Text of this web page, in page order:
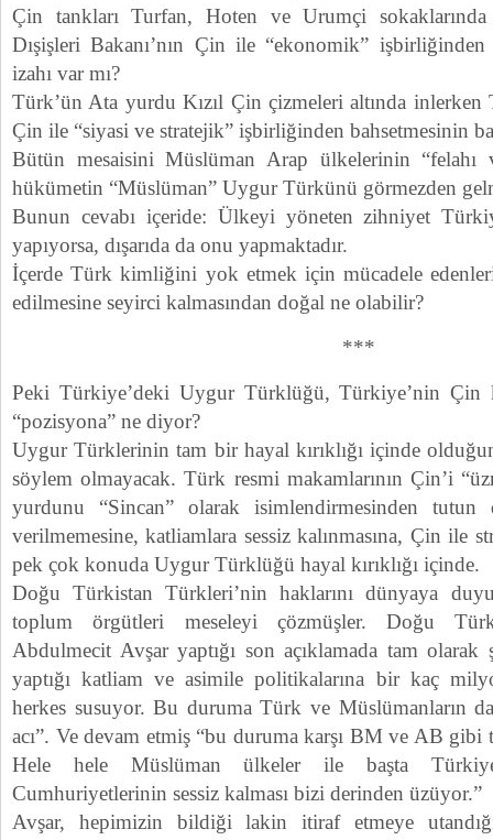
Çin tankları Turfan, Hoten ve Urumçi
Dışişleri Bakanı’nın Çin ile “ekonomik”
izahı var mı?
Türk’ün Ata yurdu Kızıl Çin çizmeleri altında
Çin ile “siyasi ve stratejik” işbirliğinden bahsetmesinin
Bütün mesaisini Müslüman Arap ülkelerinin “felahı
hükümetin “Müslüman” Uygur Türkünü görmezden
Bunun cevabı içeride: Ülkeyi yöneten zihniyet
yapıyorsa, dışarıda da onu yapmaktadır.
İçerde Türk kimliğini yok etmek için mücadele
edilmesine seyirci kalmasından doğal ne olabilir?
***
Peki Türkiye’deki Uygur Türklüğü, Türkiye’nin Çin
“pozisyona” ne diyor?
Uygur Türklerinin tam bir hayal kırıklığı içinde
söylem olmayacak. Türk resmi makamlarının Çin’i
yurdunu “Sincan” olarak isimlendirmesinden
verilmemesine, katliamlara sessiz kalınmasına, Çin ile
pek çok konuda Uygur Türklüğü hayal kırıklığı içinde.
Doğu Türkistan Türkleri’nin haklarını dünyaya
toplum örgütleri meseleyi çözmüşler. Doğu
Abdulmecit Avşar yaptığı son açıklamada tam olarak
yaptığı katliam ve asimile politikalarına bir kaç
herkes susuyor. Bu duruma Türk ve Müslümanların
acı”. Ve devam etmiş “bu duruma karşı BM ve AB gibi
Hele hele Müslüman ülkeler ile başta
Cumhuriyetlerinin sessiz kalması bizi derinden üzüyor.”
Avşar, hepimizin bildiği lakin itiraf etmeye